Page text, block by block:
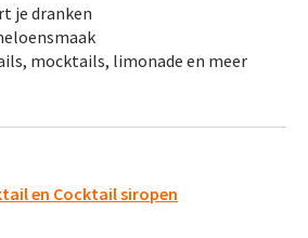
je dranken
mocktails, limonade en meer
en Cocktail siropen